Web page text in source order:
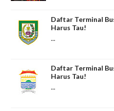
Daftar Terminal
Harus Tau!
...
Daftar Terminal
Harus Tau!
...